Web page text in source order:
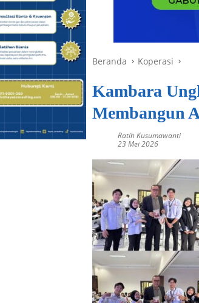
Beranda Koperasi
Kambara
Membangun
Ratih Kusumawanti
23 Mei 2026